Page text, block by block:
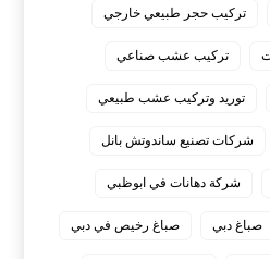
تركيب حجر طبيعي خارجي
تركيب عشب صناعي
توريد وتركيب عشب طبيعي
شركات تصنيع ساندوتش بانل
شركة دهانات في ابوظبي
صباغ دبي صباغ رخيص في دبي